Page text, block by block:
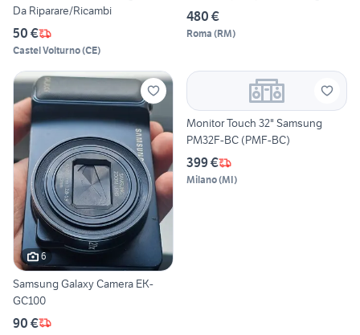
Da Riparare/Ricambi
50 €
Castel Volturno(CE)
480 €
Roma (RM)
6
Samsung Galaxy Camera EK-
GC100
90 €
Monitor Touch 32" Samsung
PM32F-BC (PMF-BC)
399 €
Milano(MI)